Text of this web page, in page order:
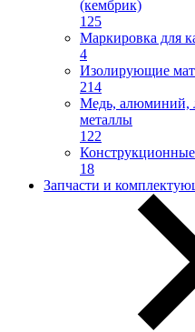
(кембрик)
125
Маркировка для
4
Изолирующие
214
Медь, алюминий,
металлы
122
18
Запчасти и